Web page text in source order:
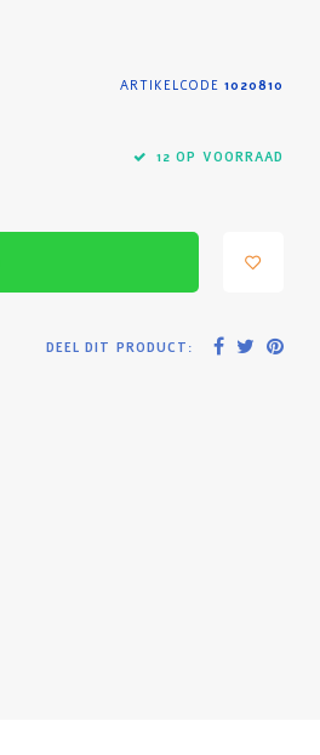
ARTIKELCODE 1020810
12 OP VOORRAAD
DEEL DIT PRODUCT: